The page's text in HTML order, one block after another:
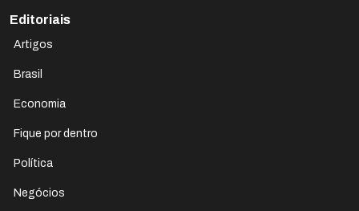
Editoriais
Artigos
Brasil
Economia
Fique por dentro
Política
Negócios